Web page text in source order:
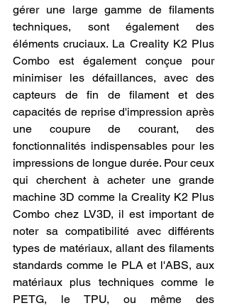
gérer une large gamme de filaments
techniques, sont également des
éléments cruciaux. La Creality K2 Plus
Combo est également conçue pour
minimiser les défaillances, avec des
capteurs de fin de filament et des
capacités de reprise d'impression après
une coupure de courant, des
fonctionnalités indispensables pour les
impressions de longue durée. Pour ceux
qui cherchent à acheter une grande
machine 3D comme la Creality K2 Plus
Combo chez LV3D, il est important de
noter sa compatibilité avec différents
types de matériaux, allant des filaments
standards comme le PLA et l'ABS, aux
matériaux plus techniques comme le
PETG, le TPU, ou même des